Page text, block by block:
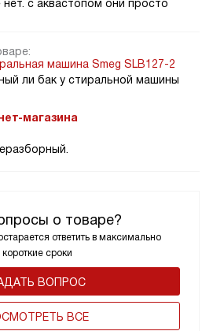
о товаре?
ответить в максимально
короткие сроки
ВОПРОС
ВСЕ
нет. с аквастопом они просто
машина Smeg SLB127-2
ли бак у стиральной машины
магазина